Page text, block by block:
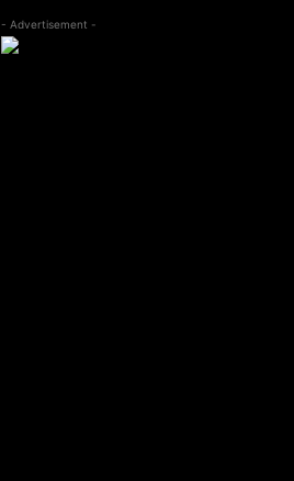
- Advertisement -